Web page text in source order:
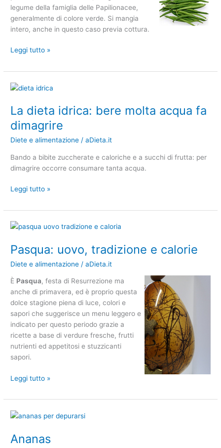
legume della famiglia delle Papilionacee,
generalmente di colore verde. Si mangia
intero, anche in questo caso previa cottura.
Leggi tutto »
La dieta idrica: bere molta acqua fa
dimagrire
Diete e alimentazione /aDieta.it
Bando a bibite zuccherate e caloriche e a succhi di frutta: per
dimagrire occorre consumare tanta acqua.
La
idrica:
bere
molta
acqua
Leggi tutto »
Pasqua: uovo, tradizione e calorie
Diete e alimentazione /aDieta.it
È Pasqua, festa di Resurrezione ma
anche di primavera, ed è proprio questa
dolce stagione piena di luce, colori e
sapori che suggerisce un menu leggero e
indicato per questo periodo grazie a
ricette a base di verdure fresche, frutti
nutrienti ed appetitosi e stuzzicanti
sapori.
Pasqua:
tradizione
calorie
Leggi tutto »
Ananas
Ananas